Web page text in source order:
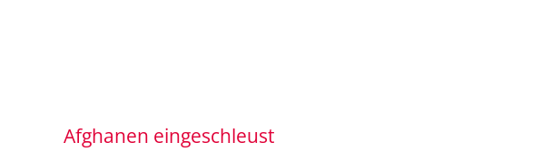
Afghanen eingeschleust